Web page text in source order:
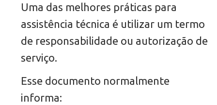
Uma das melhores práticas para
assistência técnica é utilizar um termo
de responsabilidade ou autorização de
serviço.
Esse documento normalmente
informa: